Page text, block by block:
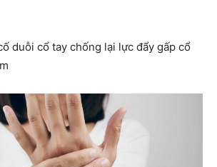
duỗi cổ tay chống lại lực đẩy gấp cổ